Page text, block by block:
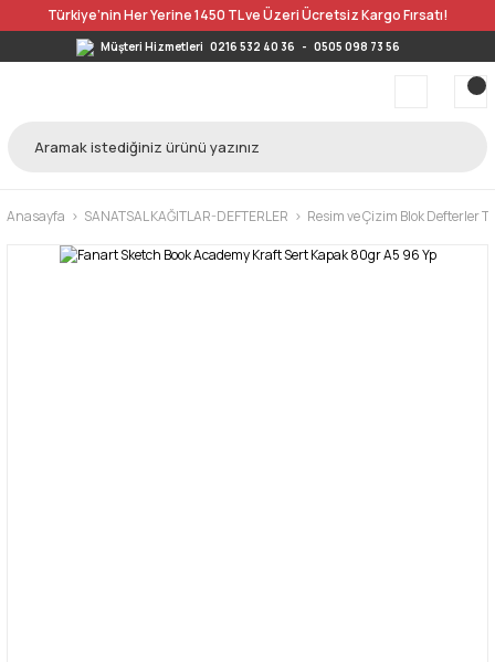
Türkiye’nin Her Yerine 1450 TL ve Üzeri Ücretsiz Kargo Fırsatı!
Müşteri Hizmetleri 0216 532 40 36 - 0505 098 73 56
Anasayfa SANATSAL KAĞITLAR-DEFTERLER Resim ve Çizim Blok Defterler